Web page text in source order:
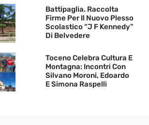
Battipaglia. Raccolta
Firme Per Il Nuovo Plesso
Scolastico “J F Kennedy”
Di Belvedere
Toceno Celebra Cultura E
Montagna: Incontri Con
Silvano Moroni, Edoardo
E Simona Raspelli